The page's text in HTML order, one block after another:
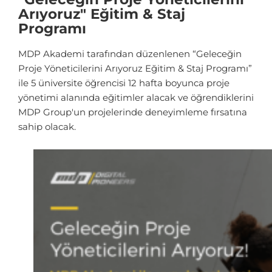
Arıyoruz" Eğitim & Staj
Programı
MDP Akademi tarafından düzenlenen “Geleceğin
Proje Yöneticilerini Arıyoruz Eğitim & Staj Programı”
ile 5 üniversite öğrencisi 12 hafta boyunca proje
yönetimi alanında eğitimler alacak ve öğrendiklerini
MDP Group'un projelerinde deneyimleme fırsatına
sahip olacak.